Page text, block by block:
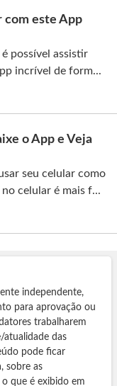
com este App
possível assistir
incrível de form...
o App e Veja
seu celular como
celular é mais f...
independente,
para aprovação ou
trabalharem
das
pode ficar
sobre as
que é exibido em